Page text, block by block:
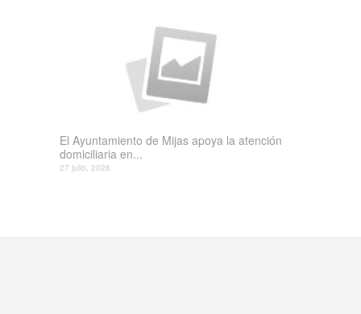
El Ayuntamiento de Mijas apoya la atención
domiciliaria en...
27 julio, 2026